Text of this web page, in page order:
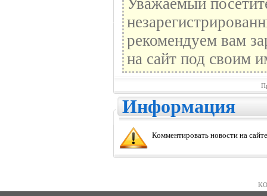
Уважаемый
рекомендуем вам
на сайт под своим
Информация
Комментировать новости на